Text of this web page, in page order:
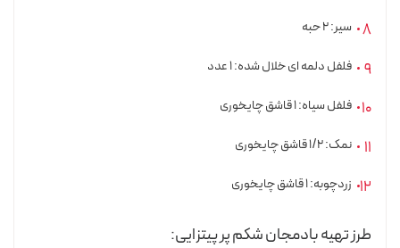
سیر: ۲ حبه
فلفل دلمه ای خلال شده: ۱ عدد
فلفل سیاه: ۱ قاشق چایخوری
نمک: ۱/۲ قاشق چایخوری
زردچوبه: ۱ قاشق چایخوری
طرز تهیه بادمجان شکم پر پیتزایی: